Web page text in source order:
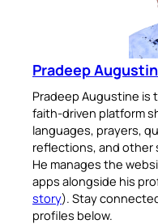
Pradeep
Pradeep Augustine is
faith-driven platform
languages, prayers,
reflections, and other
He manages the
apps alongside his
story). Stay
profiles below.